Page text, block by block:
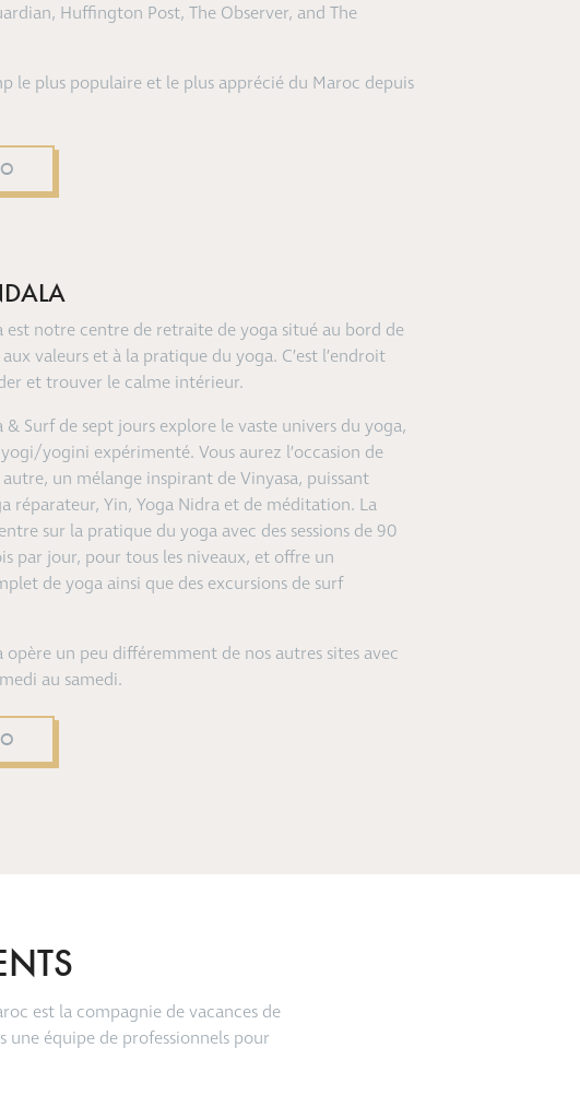
Huffington Post, The Observer, and The
le plus populaire et le plus apprécié du Maroc depuis
est notre centre de retraite de yoga situé au bord de
valeurs et à la pratique du yoga. C’est l’endroit
et trouver le calme intérieur.
& Surf de sept jours explore le vaste univers du yoga,
yogini expérimenté. Vous aurez l’occasion de
un mélange inspirant de Vinyasa, puissant
réparateur, Yin, Yoga Nidra et de méditation. La
sur la pratique du yoga avec des sessions de 90
par jour, pour tous les niveaux, et offre un
de yoga ainsi que des excursions de surf
opère un peu différemment de nos autres sites avec
au samedi.
est la compagnie de vacances de
une équipe de professionnels pour